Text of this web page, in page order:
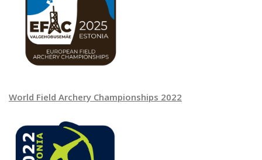
World Field Archery Championships 2022